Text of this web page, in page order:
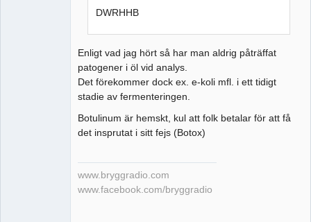
DWRHHB
Enligt vad jag hört så har man aldrig påträffat
patogener i öl vid analys.
Det förekommer dock ex. e-koli mfl. i ett tidigt
stadie av fermenteringen.
Botulinum är hemskt, kul att folk betalar för att få
det insprutat i sitt fejs (Botox)
www.bryggradio.com
www.facebook.com/bryggradio